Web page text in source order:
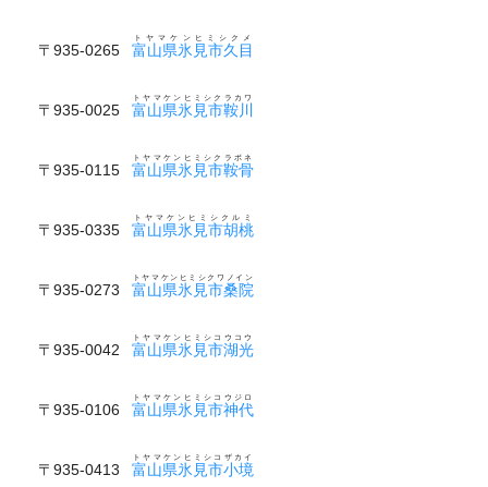
〒935-0265 富山県氷見市久目
トヤマケンヒミシクメ
〒935-0025 富山県氷見市鞍川
トヤマケンヒミシクラカワ
〒935-0115 富山県氷見市鞍骨
トヤマケンヒミシクラボネ
〒935-0335 富山県氷見市胡桃
トヤマケンヒミシクルミ
〒935-0273 富山県氷見市桑院
トヤマケンヒミシクワノイン
〒935-0042 富山県氷見市湖光
トヤマケンヒミシコウコウ
〒935-0106 富山県氷見市神代
トヤマケンヒミシコウジロ
〒935-0413 富山県氷見市小境
トヤマケンヒミシコザカイ